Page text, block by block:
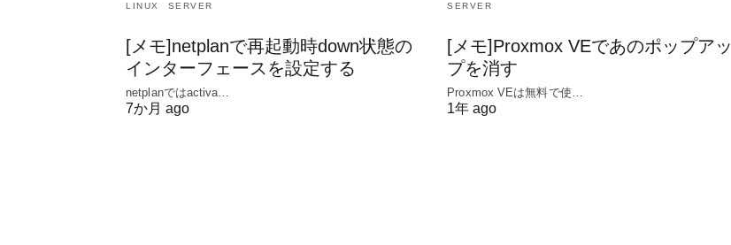
LINUX SERVER
[メモ]netplanで再起動時down状態の
インターフェースを設定する
netplanではactiva…
7か月 ago
SERVER
[メモ]Proxmox VEであのポップアッ
プを消す
Proxmox VEは無料で使…
1年 ago